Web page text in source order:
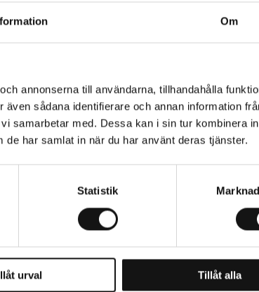
Om
annonserna till användarna, tillhandahålla
sådana identifierare och annan information
samarbetar med. Dessa kan i sin tur kombinera
har samlat in när du har använt deras tjänster.
Statistik
urval Tillåt alla
Trygg betalning Ekologiskt utbud